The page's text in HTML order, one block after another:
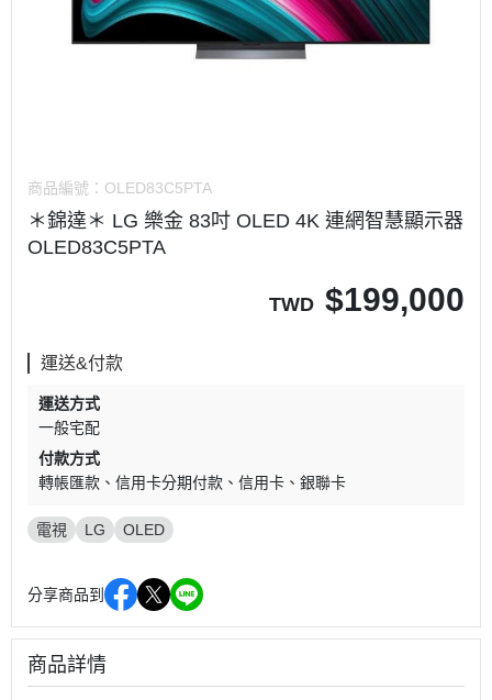
商品編號： OLED83C5PTA
＊錦達＊ LG 樂金 83吋 OLED 4K 連網智慧顯示器
OLED83C5PTA
TWD $199,000
運送&付款
運送方式
一般宅配
付款方式
轉帳匯款
信用卡分期付款 信用卡 銀聯卡
電視 LG OLED
分享商品到
商品詳情